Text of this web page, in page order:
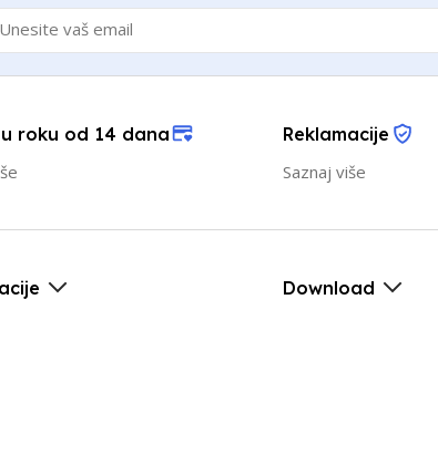
roku od 14 dana
Reklamacije
Saznaj više
Download